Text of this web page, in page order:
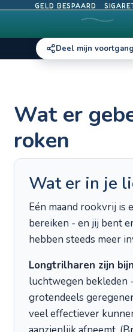
GELD BESPAARD
Deel mijn voortgang
Wat er
roken
Wat er in je
Eén maand rookvrij is
bereiken - en jij bent
hebben steeds meer
Longtrilharen zijn
luchtwegen bekleden
grotendeels
veel effectiever